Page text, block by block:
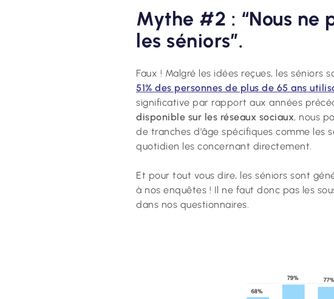
Mythe #2 : “Nous ne
les séniors”.
Faux ! Malgré les idées reçues, les séniors
51% des personnes de plus de 65 ans
significative par rapport aux années
disponible sur les réseaux sociaux, nous
de tranches d'âge spécifiques comme les
quotidien les concernant directement.
Et pour tout vous dire, les séniors sont
à nos enquêtes ! Il ne faut donc pas les
dans nos questionnaires.